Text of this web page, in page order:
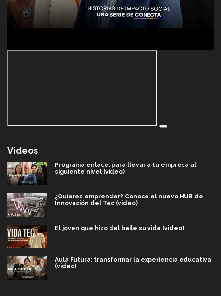
Videos
Programa enlace: para llevar a tu empresa al
siguiente nivel (video)
¿Quieres emprender? Conoce el nuevo HUB de
Innovación del Tec (video)
El joven que hizo del baile su vida (video)
Aula Futura: transformar la experiencia educativa
(video)